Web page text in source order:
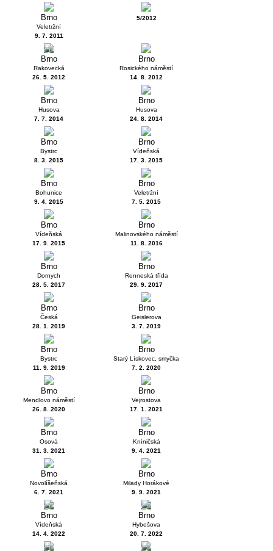
Brno
Veletržní
9. 7. 2011
5/2012
2
Brno
Rakovecká
26. 5. 2012
Brno
Rosického náměstí
14. 8. 2012
Brno
Husova
7. 7. 2014
Brno
Husova
24. 8. 2014
Brno
Bystrc
8. 3. 2015
Brno
Vídeňská
17. 3. 2015
Brno
Bohunice
9. 4. 2015
Brno
Veletržní
7. 5. 2015
Brno
Vídeňská
17. 9. 2015
Brno
Malinovského náměstí
11. 8. 2016
Brno
Dornych
28. 5. 2017
Brno
Renneská třída
29. 9. 2017
Brno
Česká
28. 1. 2019
Brno
Geislerova
3. 7. 2019
Brno
Bystrc
11. 9. 2019
Brno
Starý Lískovec, smyčka
7. 2. 2020
Brno
Mendlovo náměstí
26. 8. 2020
Brno
Vejrostova
17. 1. 2021
Brno
Osová
31. 3. 2021
Brno
Kníničská
9. 4. 2021
Brno
Novolíšeňská
6. 7. 2021
Brno
Milady Horákové
9. 9. 2021
4
Brno
Vídeňská
14. 4. 2022
1
Brno
Hybešova
20. 7. 2022
1
6